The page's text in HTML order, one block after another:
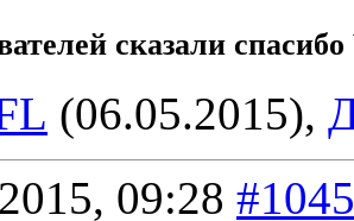
сказали
(06.05.2015),
09:28 #1045